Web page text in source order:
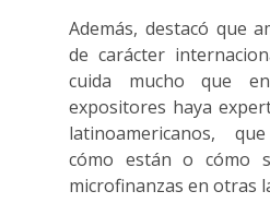
Además, destacó que
de carácter
cuida mucho que
expositores haya
latinoamericanos,
cómo están o cómo
microfinanzas en otras